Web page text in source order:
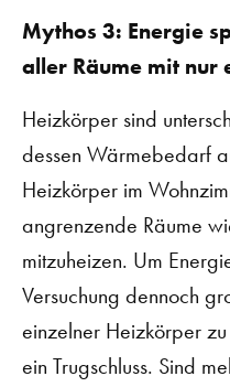
Mythos 3: Energie
aller Räume mit nur
Heizkörper sind
dessen Wärmebedarf
Heizkörper im
angrenzende Räume
mitzuheizen. Um
Versuchung dennoch
einzelner Heizkörper
ein Trugschluss. Sind